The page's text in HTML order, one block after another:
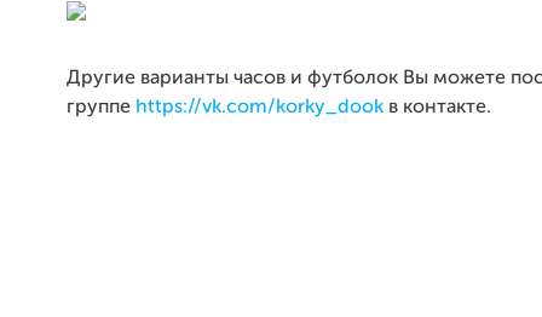
Другие варианты часов и футболок Вы можете
группе https://vk.com/korky_dook в контакте.